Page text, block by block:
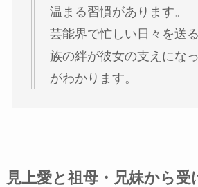
温まる習慣があります。
芸能界で忙しい日々を送
族の絆が彼女の支えにな
がわかります。
見上愛と祖母・兄妹から受